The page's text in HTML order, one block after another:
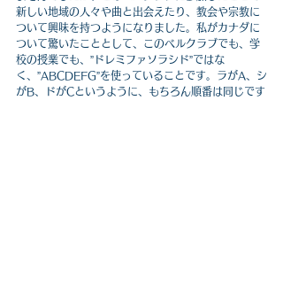
新しい地域の人々や曲と出会えたり、教会や宗教に
ついて興味を持つようになりました。私がカナダに
ついて驚いたこととして、このベルクラブでも、学
校の授業でも、”ドレミファソラシド”ではな
く、”ABCDEFG”を使っていることです。ラがA、シ
がB、ドがCというように、もちろん順番は同じです